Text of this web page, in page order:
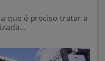
que é preciso tratar a